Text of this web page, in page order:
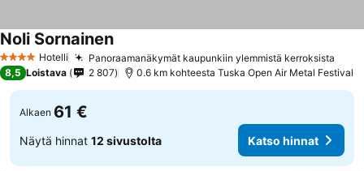
4 Tähtiluokitus
Hotelli Panoraamanäkymät kaupunkiin ylemmistä kerroksista
Noli SornainenKatso hinnat
8,5 Loistava 2 807 0.6 km kohteesta Tuska Open Air Metal Festival
Alkaen 61 €
Näytä hinnat 12 sivustolta Katso hinnat